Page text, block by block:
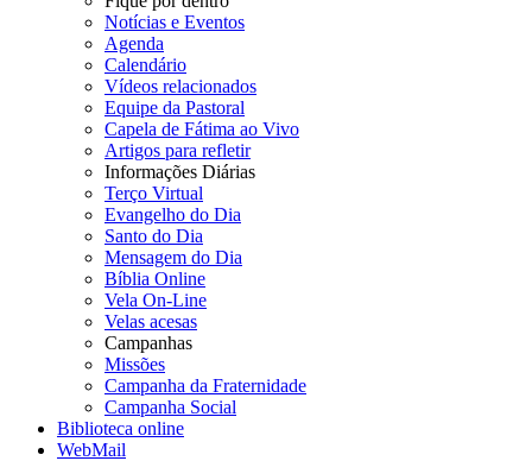
Notícias e Eventos
Agenda
Calendário
Vídeos relacionados
Equipe da Pastoral
Capela de Fátima ao Vivo
Artigos para refletir
Informações Diárias
Terço Virtual
Evangelho do Dia
Santo do Dia
Mensagem do Dia
Bíblia Online
Vela On-Line
Velas acesas
Campanhas
Missões
Campanha da Fraternidade
Campanha Social
Biblioteca online
WebMail